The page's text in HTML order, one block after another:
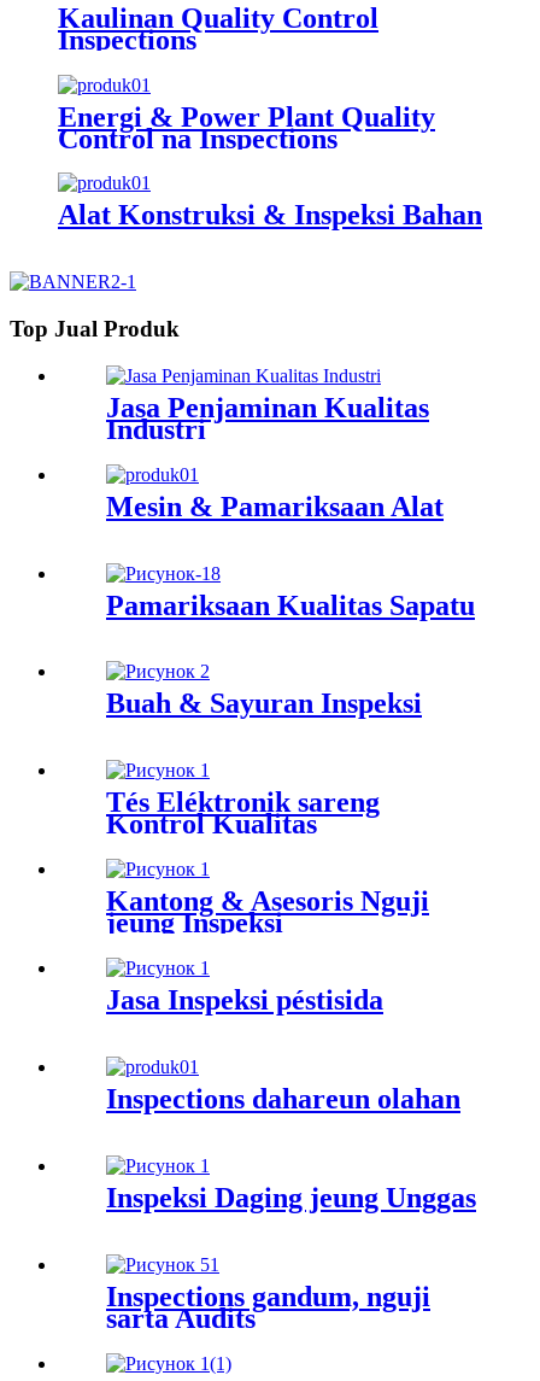
Kaulinan Quality Control
Inspections
Énergi & Power Plant Quality
Control na Inspections
Alat Konstruksi & Inspeksi Bahan
Top Jual Produk
Jasa Penjaminan Kualitas
Industri
Mesin & Pamariksaan Alat
Pamariksaan Kualitas Sapatu
Buah & Sayuran Inspeksi
Tés Éléktronik sareng
Kontrol Kualitas
Kantong & Asesoris Nguji
jeung Inspeksi
Jasa Inspeksi péstisida
Inspections dahareun olahan
Inspeksi Daging jeung Unggas
Inspections gandum, nguji
sarta Audits